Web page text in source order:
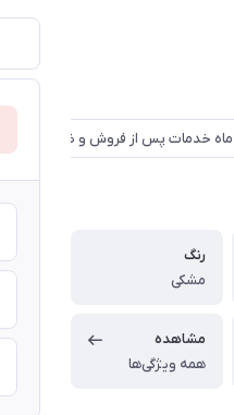
رنگ
مشکی
مشاهده
همه ویژگی‌ها